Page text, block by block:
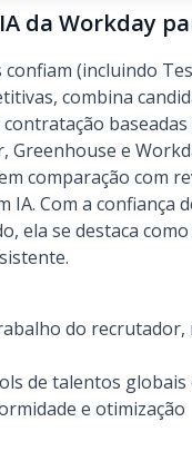
da Workday
(incluindo
combina
baseadas
Greenhouse e
comparação com
Com a confiança
ela se destaca
do
de talentos
e otimização